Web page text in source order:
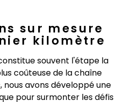
sur mesure
kilomètre
souvent l'étape la
coûteuse de la chaîne
nous avons développé une
pour surmonter les défis